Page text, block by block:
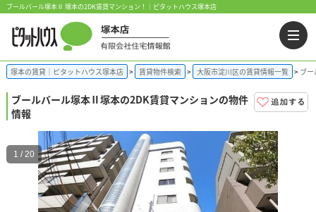
ブールバール塚本Ⅱ 塚本の2DK賃貸マンション！｜ピタットハウス塚本店
塚本の賃貸｜ピタットハウス塚本店 賃貸物件検索 大阪市淀川区の賃貸情報一覧 ブ
ブールバール塚本Ⅱ塚本の2DK賃貸マンションの物件
情報
1 / 20